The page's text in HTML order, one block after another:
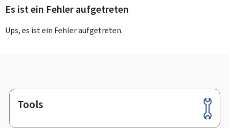
Es ist ein Fehler aufgetreten
Ups, es ist ein Fehler aufgetreten.
Footer
Tools